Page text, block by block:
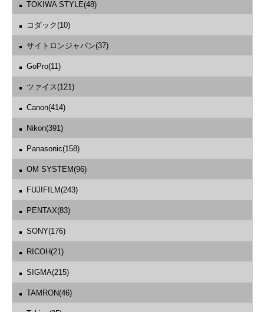
TOKIWA STYLE(48)
コダック(10)
サイトロンジャパン(37)
GoPro(11)
ツァイス(121)
Canon(414)
Nikon(391)
Panasonic(158)
OM SYSTEM(96)
FUJIFILM(243)
PENTAX(83)
SONY(176)
RICOH(21)
SIGMA(215)
TAMRON(46)